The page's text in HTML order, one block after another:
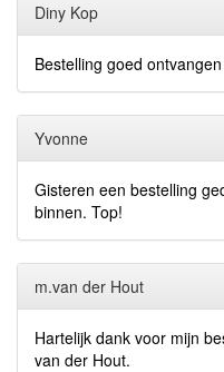
Diny Kop
Bestelling goed
Yvonne
Gisteren een bestelling
binnen. Top!
m.van der Hout
Hartelijk dank voor mijn
van der Hout.